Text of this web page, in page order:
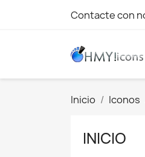
Contacte con
Inicio Iconos
INICIO